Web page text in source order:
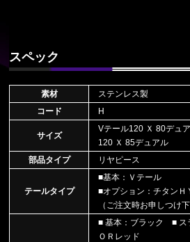
スペック
素材
ステンレス製
コード
H
サイズ
Vテール120 Ｘ 80デュ
120 Ｘ 85デュアル
部品タイプ
リヤピース
テールタイプ
■基本：Ｖテール
■オプション：チタンＨ
（ご注文時お申しつけ下
■ 基本：ブラック ■ ス
ＯＲレッド